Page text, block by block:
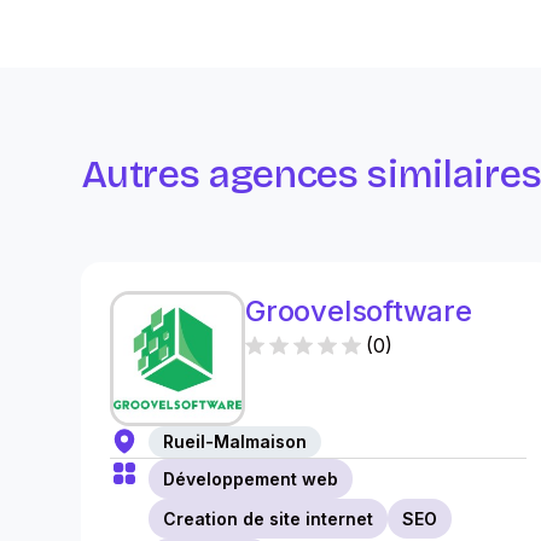
Autres agences similaires
Groovelsoftware
(0)
Rueil-Malmaison
Développement web
Creation de site internet
SEO